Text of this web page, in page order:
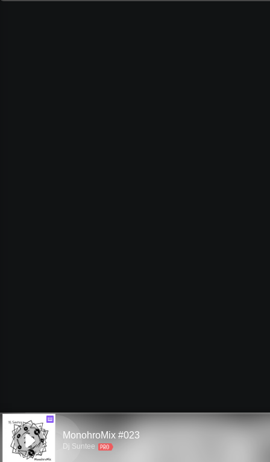
Ш
MonohroMix #023
Dj Suntee